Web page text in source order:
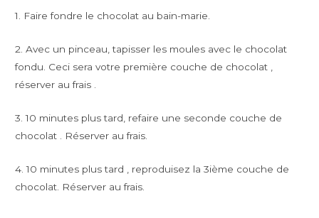
1. Faire fondre le chocolat au bain-marie.
2. Avec un pinceau, tapisser les moules avec le chocolat
fondu. Ceci sera votre première couche de chocolat ,
réserver au frais .
3. 10 minutes plus tard, refaire une seconde couche de
chocolat . Réserver au frais.
4. 10 minutes plus tard , reproduisez la 3ième couche de
chocolat. Réserver au frais.